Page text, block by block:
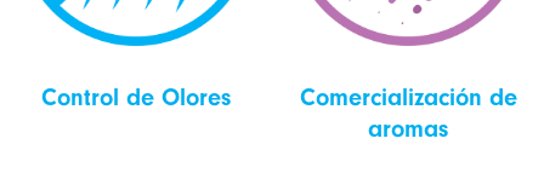
Control de Olores
Comercialización de
aromas